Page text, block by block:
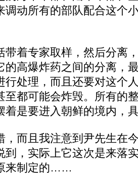
调动所有的部队配合这个
着专家取样，然后分离
的高爆炸药之间的分离，
行处理，而且还要对这个
至都可能会炸毁。所有的
着是要进入朝鲜的境内，
而且我注意到尹先生在
到，实际上它这次是来落
来制定的……